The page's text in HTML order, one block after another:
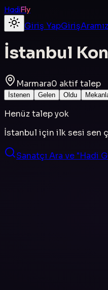
HadiFly
Giriş YapGiriş
İstanbul
Marmara0 aktif talep
İstenen Gelen Oldu
Henüz talep yok
İstanbul için ilk sesi sen
Sanatçı Ara ve "Hadi